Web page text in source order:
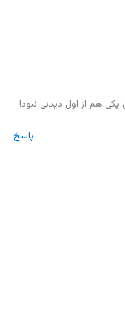
هم از اول دیدنی نبود!
پاسخ